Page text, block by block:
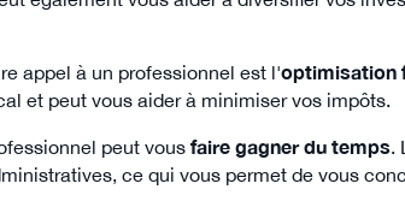
appel à un professionnel est l'optimisation
et peut vous aider à minimiser vos impôts.
peut vousfaire gagner du temps.
ce qui vous permet de vous